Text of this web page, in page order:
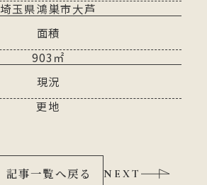
埼玉県鴻巣市大芦
面積
903㎡
現況
更地
記事一覧へ戻る NEXT